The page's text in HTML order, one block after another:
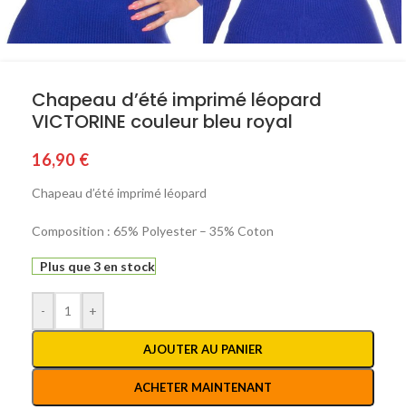
Chapeau d’été imprimé léopard
VICTORINE couleur bleu royal
16,90 €
Chapeau d’été imprimé léopard
Composition : 65% Polyester – 35% Coton
Plus que 3 en stock
- +
AJOUTER AU PANIER
ACHETER MAINTENANT